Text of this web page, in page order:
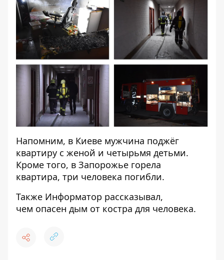
Напомним, в Киеве мужчина поджёг
квартиру с женой и четырьмя детьми.
Кроме того, в Запорожье горела
квартира, три человека погибли.
Также Информатор рассказывал,
чем опасен дым от костра для человека.